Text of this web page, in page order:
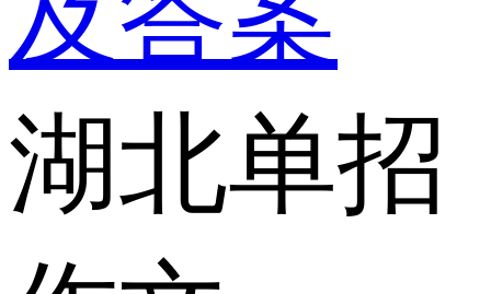
湖北单招